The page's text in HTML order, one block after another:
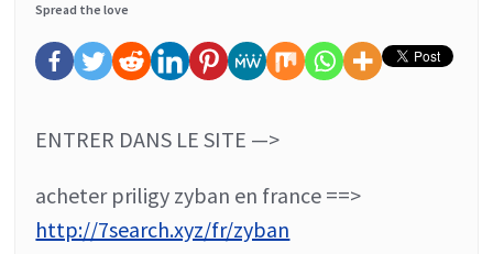
Spread the love
ENTRER DANS LE SITE —>
acheter priligy zyban en france ==>
http://7search.xyz/fr/zyban